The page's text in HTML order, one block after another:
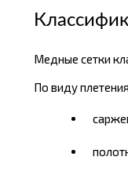
Кл
Медные сетки
По виду